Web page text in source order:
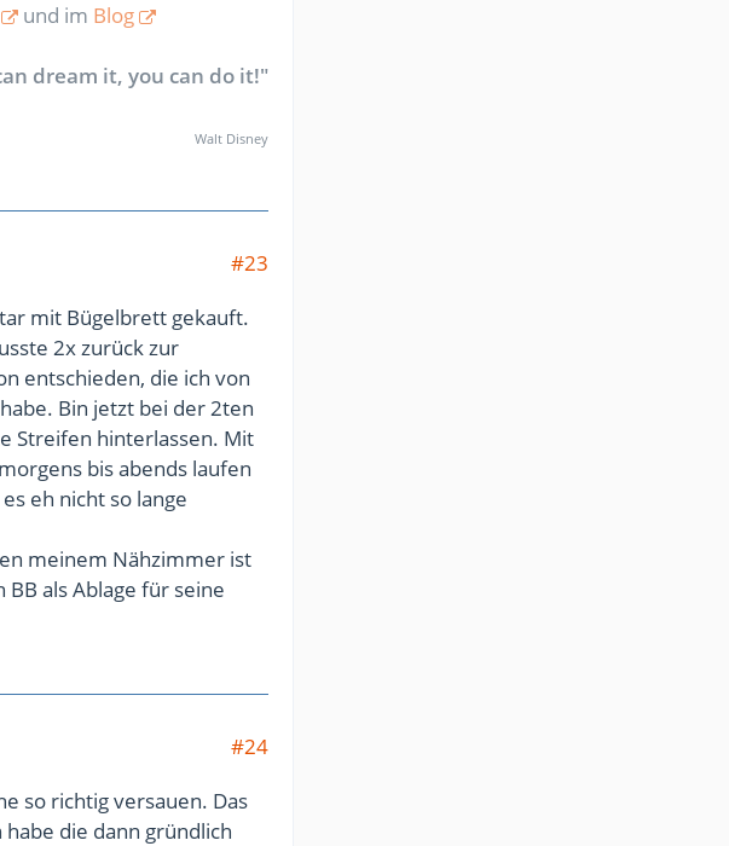
und im Blog
dream it, you can do it!"
Walt Disney
#23
mit Bügelbrett gekauft.
2x zurück zur
entschieden, die ich von
Bin jetzt bei der 2ten
Streifen hinterlassen. Mit
bis abends laufen
eh nicht so lange
meinem Nähzimmer ist
als Ablage für seine
#24
so richtig versauen. Das
die dann gründlich